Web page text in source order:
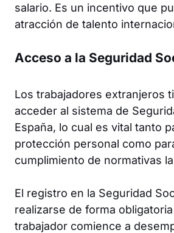
salario. Es un incentivo que
atracción de talento
Acceso a la Seguridad
Los trabajadores extranjeros
acceder al sistema de
España, lo cual es vital tanto
protección personal como
cumplimiento de normativas
El registro en la Seguridad
realizarse de forma
trabajador comience a